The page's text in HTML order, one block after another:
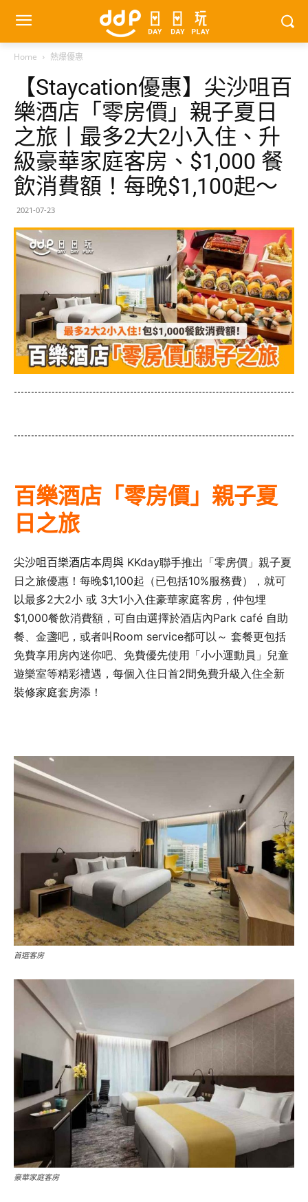
Home 熱爆優惠
【Staycation優惠】尖沙咀百
樂酒店「零房價」親子夏日
之旅丨最多2大2小入住、升
級豪華家庭客房、$1,000 餐
飲消費額！每晚$1,100起～
2021-07-23
百樂酒店「零房價」親子夏
日之旅
尖沙咀百樂酒店本周與 KKday聯手推出「零房價」親子夏
日之旅優惠！每晚$1,100起（已包括10%服務費），就可
以最多2大2小 或 3大1小入住豪華家庭客房，仲包埋
$1,000餐飲消費額，可自由選擇於酒店內Park café 自助
餐、金盞吧，或者叫Room service都可以～ 套餐更包括
免費享用房內迷你吧、免費優先使用「小小運動員」兒童
遊樂室等精彩禮遇，每個入住日首2間免費升級入住全新
裝修家庭套房添！
首選客房
豪華家庭客房